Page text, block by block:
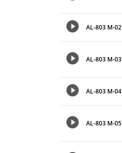
AL-803 M-02
AL-803 M-03
AL-803 M-04
AL-803 M-05